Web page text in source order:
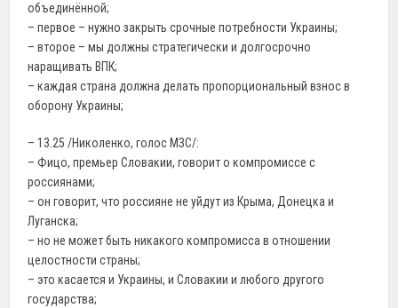
объединённой;
– первое – нужно закрыть срочные потребности Украины;
– второе – мы должны стратегически и долгосрочно
наращивать ВПК;
– каждая страна должна делать пропорциональный взнос в
оборону Украины;
– 13.25 /Николенко, голос МЗС/:
– Фицо, премьер Словакии, говорит о компромиссе с
россиянами;
– он говорит, что россияне не уйдут из Крыма, Донецка и
Луганска;
– но не может быть никакого компромисса в отношении
целостности страны;
– это касается и Украины, и Словакии и любого другого
государства;